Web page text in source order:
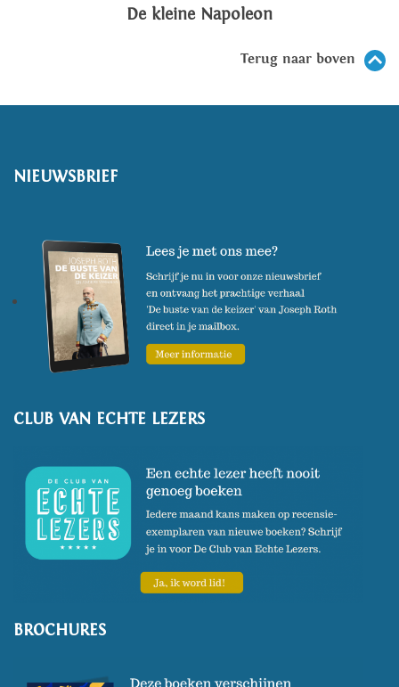
De kleine Napoleon
Terug naar boven
NIEUWSBRIEF
CLUB VAN ECHTE LEZERS
BROCHURES